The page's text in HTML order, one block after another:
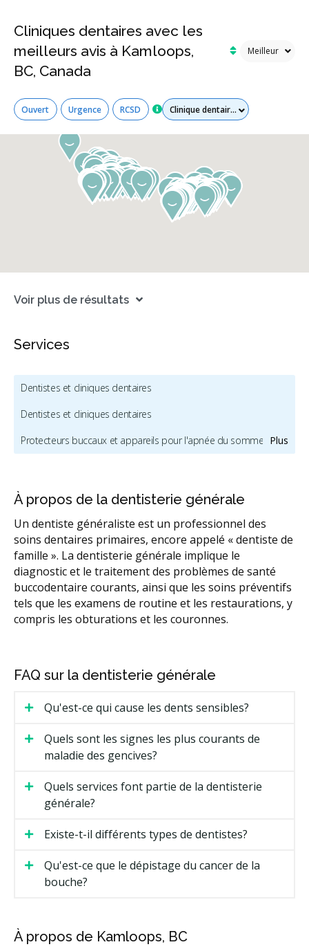
Cliniques dentaires avec les
meilleurs avis à Kamloops,
BC, Canada
Ouvert Urgence RCSD Tous les services
Voir plus de résultats
Services
Plus
Dentistes et cliniques dentaires
Dentistes et cliniques dentaires
Protecteurs buccaux et appareils pour l'apnée du sommeil
Dentistes pour enfants et dentistes pédiatriques
Hygiène buccale et nettoyage dentaire
Implants dentaires
Fournisseurs d'Invisalign
Services orthodontiques et orthodontistes
RCSD (Régime canadien de soins dentaires)
Sédation dentaire
Services dentaires d'urgence
À propos de la dentisterie générale
Un dentiste généraliste est un professionnel des
soins dentaires primaires, encore appelé « dentiste de
famille ». La dentisterie générale implique le
diagnostic et le traitement des problèmes de santé
buccodentaire courants, ainsi que les soins préventifs
tels que les examens de routine et les restaurations, y
compris les obturations et les couronnes.
FAQ sur la dentisterie générale
Qu'est-ce qui cause les dents sensibles?
Quels sont les signes les plus courants de
maladie des gencives?
Quels services font partie de la dentisterie
générale?
Existe-t-il différents types de dentistes?
Qu'est-ce que le dépistage du cancer de la
bouche?
À propos de Kamloops, BC